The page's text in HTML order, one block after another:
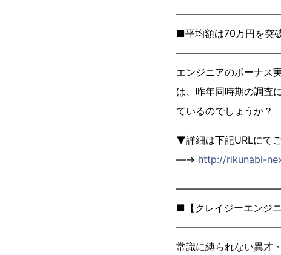
■平均額は70万円を突
エンジニアのボーナス
は、昨年同時期の調査
ているのでしょうか？
▼詳細は下記URLにてご
―→ http://rikunabi-
■【クレイジーエンジ
常識に縛られない異才